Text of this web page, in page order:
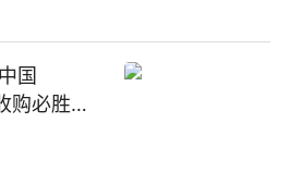
国
购必胜客
信息